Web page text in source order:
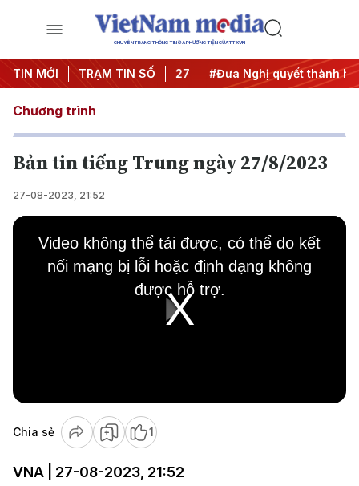
CHUYÊN TRANG THÔNG TIN ĐA PHƯƠNG TIỆN CỦA TTXVN
TIN MỚI TRẠM TIN SỐ
Trung ương 3 #APEC 2027 #Đưa Nghị quyết thành
Chương trình
Bản tin tiếng Trung ngày 27/8/2023
27-08-2023, 21:52
Play
Video
This
window.
Video không thể tải được, có thể do kết
nối mạng bị lỗi hoặc định dạng không
được hỗ trợ.
Chia sẻ 1
VNA | 27-08-2023, 21:52